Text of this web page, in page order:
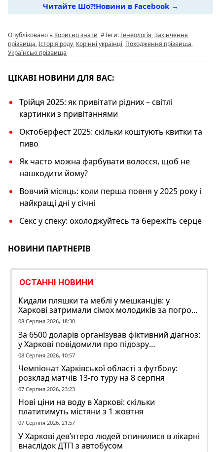
b
o
o
k
ra
m
A
p
p
Li
n
k
Читайте Шо?!Новини в Facebook →
Опубліковано в Корисно знати #Теги: Генеологія,Закінчення
прізвища,Історія роду, Корінні українці, Походження прізвища,
Українські прізвища
ЦІКАВІ НОВИНИ ДЛЯ ВАС:
Трійця 2025: як привітати рідних – світлі
картинки з привітаннями
Октоберфест 2025: скільки коштують квитки та
пиво
Як часто можна фарбувати волосся, щоб не
нашкодити йому?
Вовчий місяць: коли перша повня у 2025 року і
найкращі дні у січні
Секс у спеку: охолоджуйтесь та бережіть серце
НОВИНИ ПАРТНЕРІВ
ОСТАННІ НОВИНИ
Кидали пляшки та меблі у мешканців: у
Харкові затримали сімох молодиків за погром
у гуртожитку
08 Серпня 2026, 18:30
За 6500 доларів організував фіктивний діагноз:
у Харкові повідомили про підозру
ексзавідувачу психлікарні
08 Серпня 2026, 10:57
Чемпіонат Харківської області з футболу:
розклад матчів 13-го туру на 8 серпня
07 Серпня 2026, 23:23
Нові ціни на воду в Харкові: скільки
платитимуть містяни з 1 жовтня
07 Серпня 2026, 21:57
У Харкові дев’ятеро людей опинилися в лікарні
внаслідок ДТП з автобусом